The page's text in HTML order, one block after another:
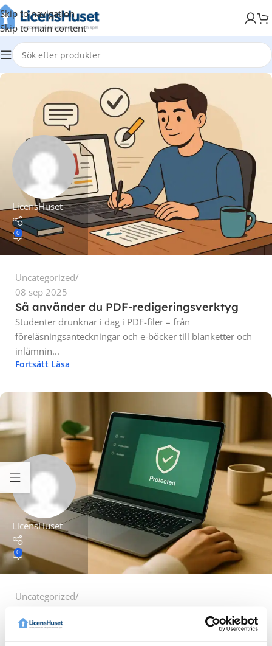
Skip to navigation
Skip to main content
LicensHuset
0
Uncategorized
08 sep 2025
Så använder du PDF-redigeringsverktyg
Studenter drunknar i dag i PDF-filer – från
föreläsningsanteckningar och e-böcker till blanketter och
inlämnin...
Fortsätt Läsa
LicensHuset
0
Uncategorized
Är gratis antivirus tillräckligt säkert för dig